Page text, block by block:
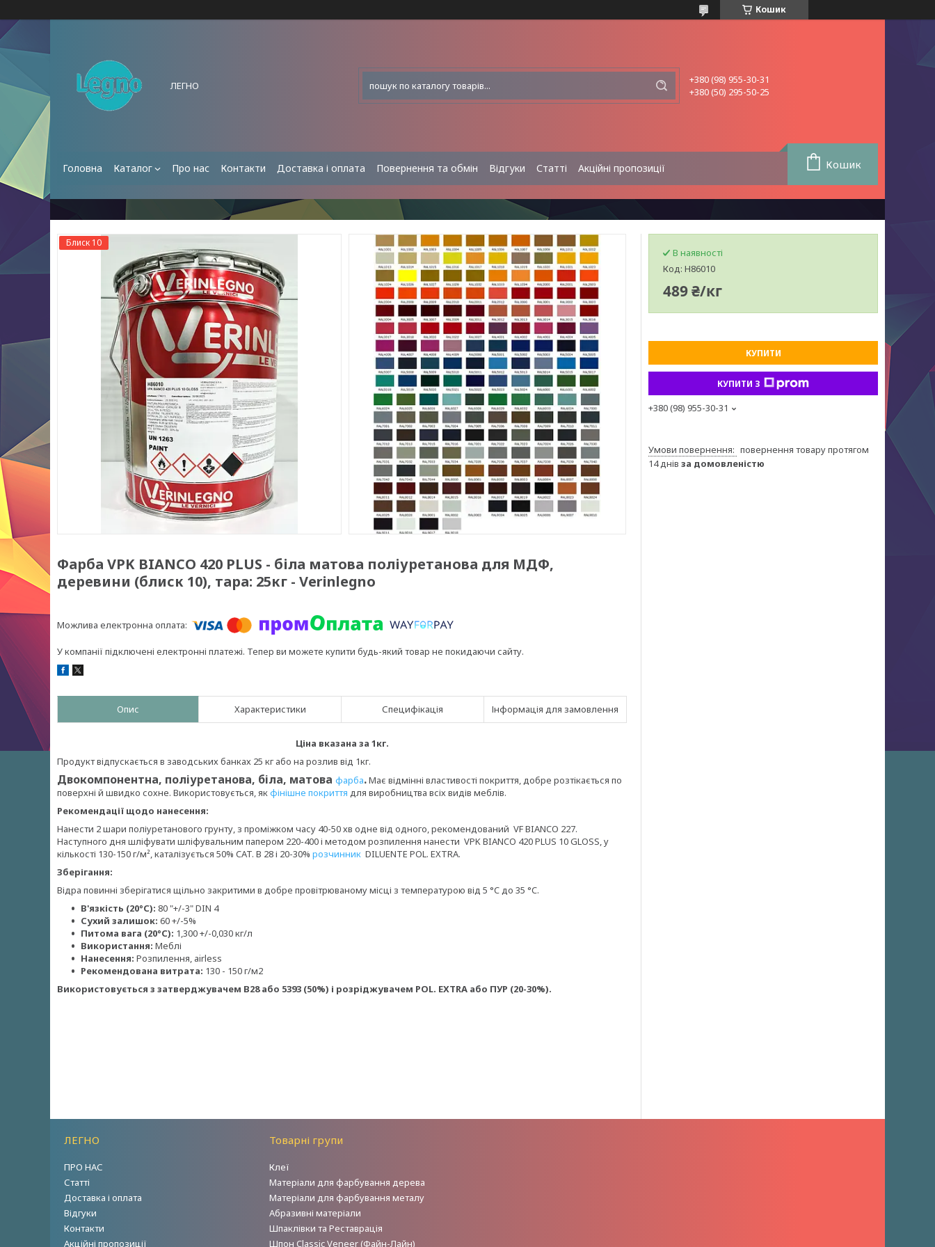
Кошик
ЛЕГНО
+380 (98) 955-30-31
+380 (50) 295-50-25
Головна Каталог Про нас Контакти Доставка і оплата Повернення та обмін Відгуки Статті Акційні пропозиції Кошик
Блиск 10
Фарба VPK BIANCO 420 PLUS - біла матова поліуретанова для МДФ,
деревини (блиск 10), тара: 25кг - Verinlegno
У компанії підключені електронні платежі. Тепер ви можете купити будь-який товар не покидаючи сайту.
Опис Характеристики Специфікація Інформація для замовлення
Ціна вказана за 1кг.
Продукт відпускається в заводських банках 25 кг або на розлив від 1кг.
Двокомпонентна, поліуретанова, біла, матова фарба.Має відмінні властивості покриття, добре розтікається по
поверхні й швидко сохне. Використовується, якфінішне покриття для виробництва всіх видів меблів.
Рекомендації щодо нанесення:
Нанести 2 шари поліуретанового грунту, з проміжком часу 40-50 хв одне від одного, рекомендований VF BIANCO 227.
Наступного дня шліфувати шліфувальним папером 220-400 і методом розпилення нанести VPK BIANCO 420 PLUS 10 GLOSS, у
кількості 130-150 г/м², каталізується 50% CAT. В 28 і 20-30% розчинник DILUENTE POL. EXTRA.
Зберігання:
Відра повинні зберігатися щільно закритими в добре провітрюваному місці з температурою від 5 °C до 35 °C.
В'язкість (20°C): 80 "+/-3" DIN 4
Сухий залишок: 60 +/-5%
Питома вага (20°C): 1,300 +/-0,030 кг/л
Використання: Меблі
Нанесення: Розпилення, airless
Рекомендована витрата: 130 - 150 г/м2
Використовується з затверджувачем B28 або 5393 (50%) і розріджувачем POL. EXTRA або ПУР (20-30%).
В наявності
Код: H86010
489 ₴/кг
КУПИТИ
КУПИТИ З
+380 (98) 955-30-31
повернення товару протягом
14 днів за домовленістю
ЛЕГНО
ПРО НАС
Статті
Доставка і оплата
Відгуки
Контакти
Акційні пропозиції
Товарні групи
Клеї
Матеріали для фарбування дерева
Матеріали для фарбування металу
Абразивні матеріали
Шпаклівки та Реставрація
Шпон Classic Veneer (Файн-Лайн)